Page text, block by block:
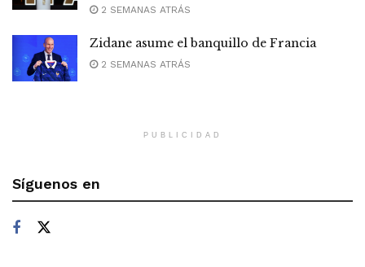
2 SEMANAS ATRÁS
Zidane asume el banquillo de Francia
2 SEMANAS ATRÁS
PUBLICIDAD
Síguenos en